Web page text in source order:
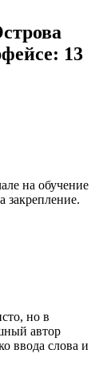
13
на обучение
закрепление.
но в
автор
ввода слова и